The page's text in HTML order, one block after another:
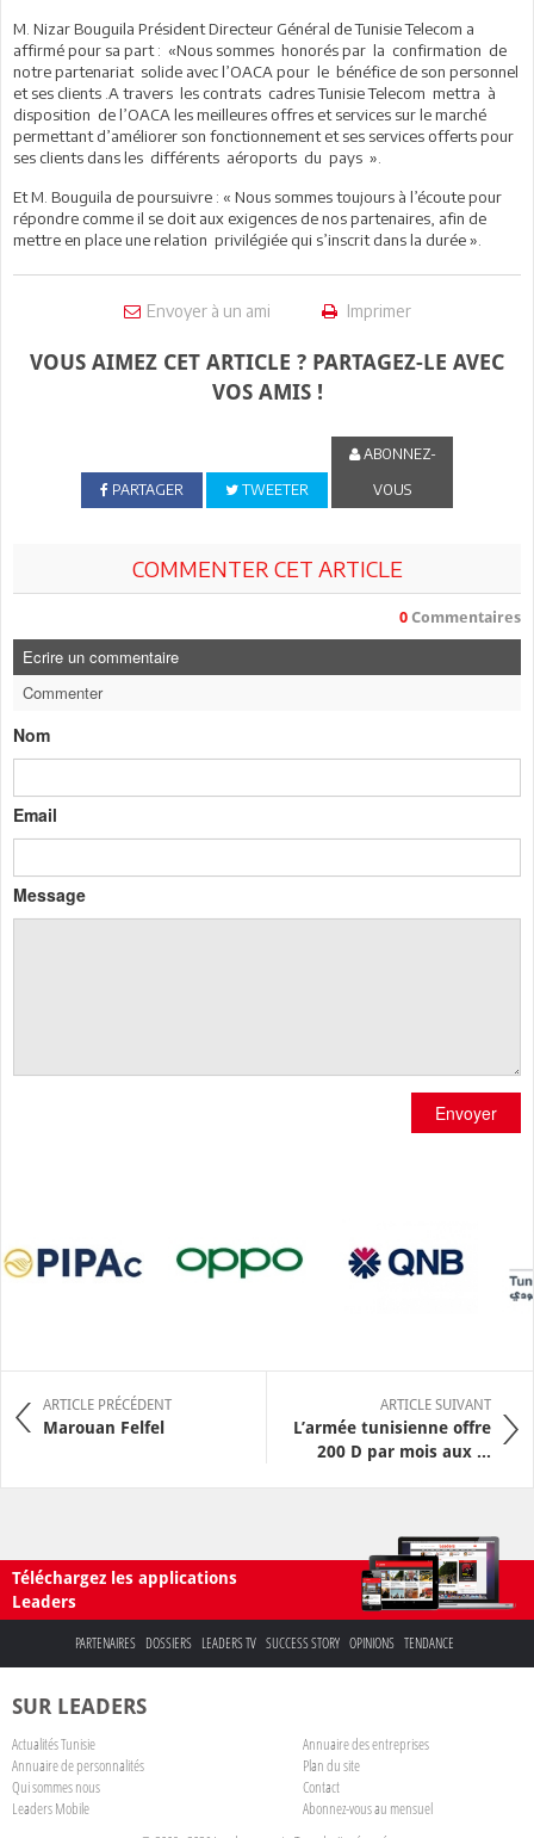
M. Nizar Bouguila Président Directeur Général de Tunisie Telecom a
affirmé pour sa part : «Nous sommes honorés par la confirmation de
notre partenariat solide avec l’OACA pour le bénéfice de son personnel
et ses clients .A travers les contrats cadres Tunisie Telecom mettra à
disposition de l’OACA les meilleures offres et services sur le marché
permettant d’améliorer son fonctionnement et ses services offerts pour
ses clients dans les différents aéroports du pays ».
Et M. Bouguila de poursuivre : « Nous sommes toujours à l’écoute pour
répondre comme il se doit aux exigences de nos partenaires, afin de
mettre en place une relation privilégiée qui s’inscrit dans la durée ».
Envoyer à un ami Imprimer
VOUS AIMEZ CET ARTICLE ? PARTAGEZ-LE AVEC
VOS AMIS !
PARTAGER TWEETER
ABONNEZ-
VOUS
COMMENTER CET ARTICLE
0 Commentaires
Ecrire un commentaire
Commenter
Nom
Email
Message
Envoyer
ARTICLE PRÉCÉDENT
Marouan Felfel
ARTICLE SUIVANT
L’armée tunisienne offre
200 D par mois aux ...
Téléchargez les applications
Leaders
PARTENAIRES DOSSIERS LEADERS TV SUCCESS STORY OPINIONS TENDANCE
SUR LEADERS
Actualités Tunisie
Annuaire des entreprises
Annuaire de personnalités
Plan du site
Qui sommes nous
Contact
Leaders Mobile
Abonnez-vous au mensuel